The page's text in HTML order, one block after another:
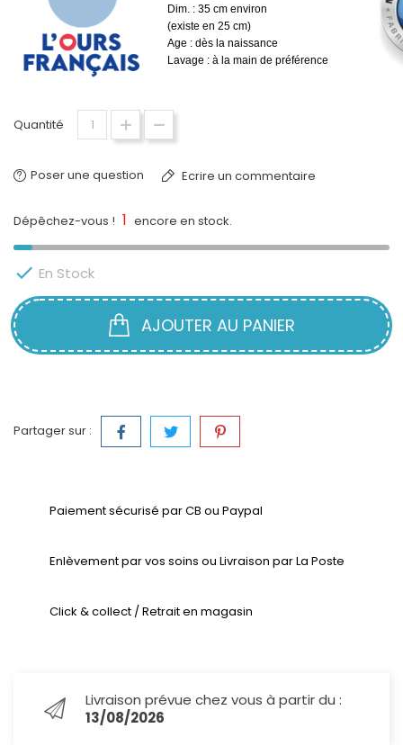
Dim. : 35 cm environ
(existe en 25 cm)
Age : dès la naissance
Lavage : à la main de préférence
Quantité
Poser une question Ecrire un commentaire
Dépêchez-vous ! 1 encore en stock.
 En Stock
AJOUTER AU PANIER
Partager sur :
Paiement sécurisé par CB ou Paypal
Enlèvement par vos soins ou Livraison par La Poste
Click & collect / Retrait en magasin
Livraison prévue chez vous à partir du :
13/08/2026